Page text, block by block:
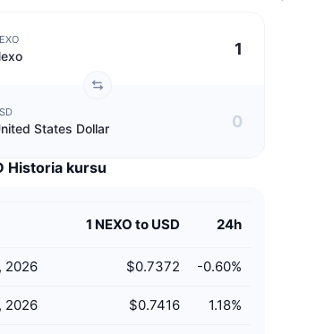
States Dollar
Historia kursu
1 NEXO to USD 24h
2026 $0.7372 -0.60%
2026 $0.7416 1.18%